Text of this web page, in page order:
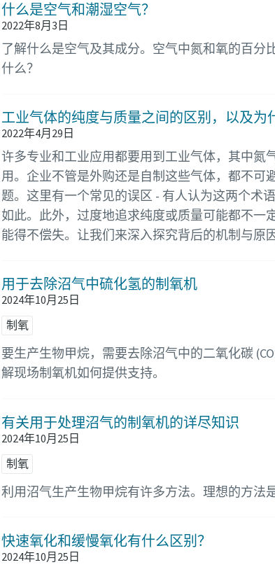
什么是空气和潮湿空气？
2022年8月3日
了解什么是空气及其成分。空气中氮和氧的百分
什么？
工业气体的纯度与质量之间的区别，以及为
2022年4月29日
许多专业和工业应用都要用到工业气体，其中氮
用。企业不管是外购还是自制这些气体，都不可
题。这里有一个常见的误区 - 有人认为这两个术
如此。此外，过度地追求纯度或质量可能都不一
能得不偿失。让我们来深入探究背后的机制与原
用于去除沼气中硫化氢的制氧机
2024年10月25日
制氧
要生产生物甲烷，需要去除沼气中的二氧化碳
解现场制氧机如何提供支持。
有关用于处理沼气的制氧机的详尽知识
2024年10月25日
制氧
利用沼气生产生物甲烷有许多方法。理想的方法
快速氧化和缓慢氧化有什么区别？
2024年10月25日